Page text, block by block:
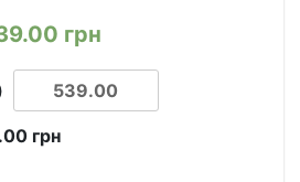
грн
грн